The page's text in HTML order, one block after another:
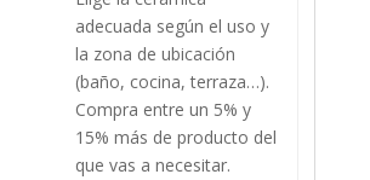
adecuada según el uso y
la zona de ubicación
(baño, cocina, terraza…).
Compra entre un 5% y
15% más de producto del
que vas a necesitar.